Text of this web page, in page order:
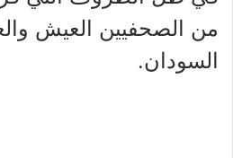
من الصحفيين العيش
السودان.